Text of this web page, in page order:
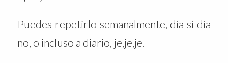
Puedes repetirlo semanalmente, día sí día
no, o incluso a diario, je,je,je.